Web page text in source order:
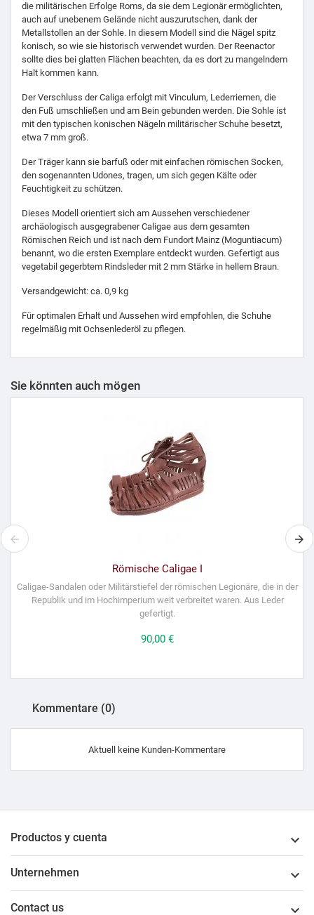
die militärischen Erfolge Roms, da sie dem Legionär ermöglichten,
auch auf unebenem Gelände nicht auszurutschen, dank der
Metallstollen an der Sohle. In diesem Modell sind die Nägel spitz
konisch, so wie sie historisch verwendet wurden. Der Reenactor
sollte dies bei glatten Flächen beachten, da es dort zu mangelndem
Halt kommen kann.
Der Verschluss der Caliga erfolgt mit Vinculum, Lederriemen, die
den Fuß umschließen und am Bein gebunden werden. Die Sohle ist
mit den typischen konischen Nägeln militärischer Schuhe besetzt,
etwa 7 mm groß.
Der Träger kann sie barfuß oder mit einfachen römischen Socken,
den sogenannten Udones, tragen, um sich gegen Kälte oder
Feuchtigkeit zu schützen.
Dieses Modell orientiert sich am Aussehen verschiedener
archäologisch ausgegrabener Caligae aus dem gesamten
Römischen Reich und ist nach dem Fundort Mainz (Moguntiacum)
benannt, wo die ersten Exemplare entdeckt wurden. Gefertigt aus
vegetabil gegerbtem Rindsleder mit 2 mm Stärke in hellem Braun.
Versandgewicht: ca. 0,9 kg
Für optimalen Erhalt und Aussehen wird empfohlen, die Schuhe
regelmäßig mit Ochsenlederöl zu pflegen.
Sie könnten auch mögen
Römische Caligae I
Caligae-Sandalen oder Militärstiefel der römischen Legionäre, die in der
Republik und im Hochimperium weit verbreitet waren. Aus Leder
gefertigt.
Preis
90,00 €
Kommentare (0)
Aktuell keine Kunden-Kommentare
Productos y cuenta 
Unternehmen 
Contact us 